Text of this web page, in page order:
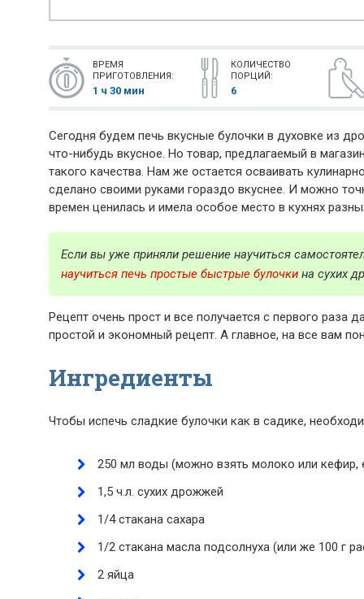
ВРЕМЯ
ПРИГОТОВЛЕНИЯ:
1 ч 30 мин
КОЛИЧЕСТВО
ПОРЦИЙ:
6
Сегодня будем печь вкусные булочки в духовке из
что-нибудь вкусное. Но товар, предлагаемый в
такого качества. Нам же остается осваивать
сделано своими руками гораздо вкуснее. И можно
времен ценилась и имела особое место в кухнях
Если вы уже приняли решение научиться
научиться печь простые быстрые булочки на сухих
Рецепт очень прост и все получается с первого раза
простой и экономный рецепт. А главное, на все вам
Ингредиенты
Чтобы испечь сладкие булочки как в садике,
250 мл воды (можно взять молоко или кефир,
1,5 ч.л. сухих дрожжей
1/4 стакана сахара
1/2 стакана масла подсолнуха (или же 100 г
2 яйца